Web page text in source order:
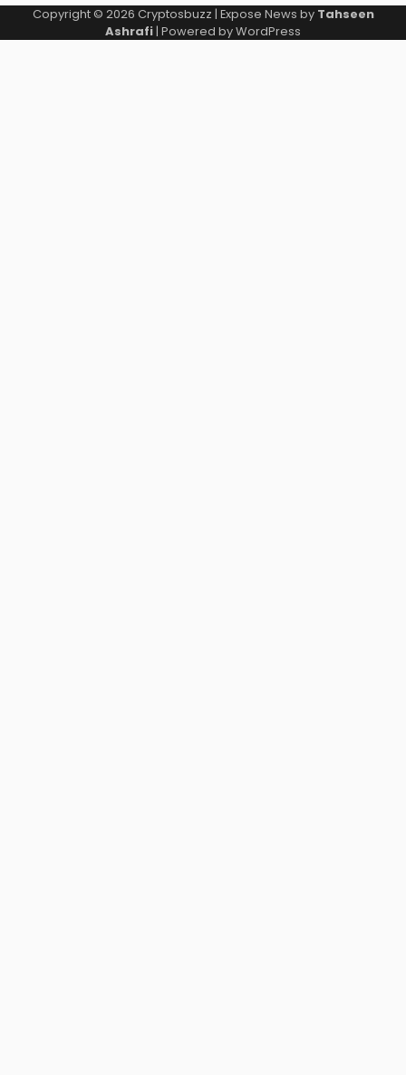
Copyright © 2026 Cryptosbuzz | Expose News by Tahseen
Ashrafi | Powered byWordPress